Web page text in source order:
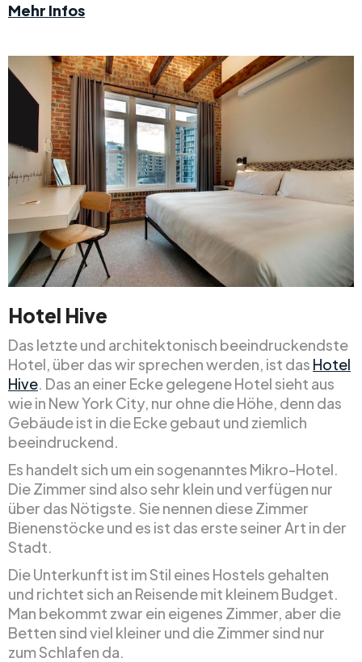
Mehr Infos
Hotel Hive
Das letzte und architektonisch beeindruckendste
Hotel, über das wir sprechen werden, ist das Hotel
Hive. Das an einer Ecke gelegene Hotel sieht aus
wie in New York City, nur ohne die Höhe, denn das
Gebäude ist in die Ecke gebaut und ziemlich
beeindruckend.
Es handelt sich um ein sogenanntes Mikro-Hotel.
Die Zimmer sind also sehr klein und verfügen nur
über das Nötigste. Sie nennen diese Zimmer
Bienenstöcke und es ist das erste seiner Art in der
Stadt.
Die Unterkunft ist im Stil eines Hostels gehalten
und richtet sich an Reisende mit kleinem Budget.
Man bekommt zwar ein eigenes Zimmer, aber die
Betten sind viel kleiner und die Zimmer sind nur
zum Schlafen da.